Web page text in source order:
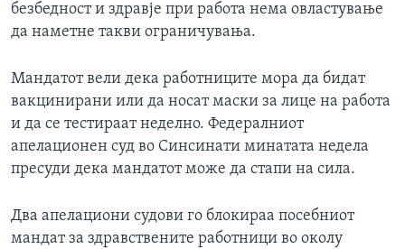
безбедност и здравје при работа нема овластување
да наметне такви ограничувања.
Мандатот вели дека работниците мора да бидат
вакцинирани или да носат маски за лице на работа
и да се тестираат неделно. Федералниот
апелационен суд во Синсинати минатата недела
пресуди дека мандатот може да стапи на сила.
Два апелациони судови го блокираа посебниот
мандат за здравствените работници во околу